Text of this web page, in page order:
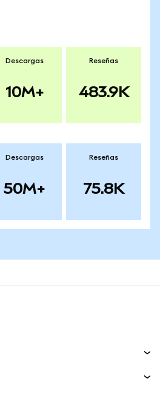
Descargas
10M+
Reseñas
483.9K
Descargas
50M+
Reseñas
75.8K